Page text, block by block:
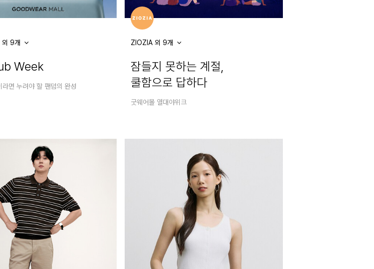
9개
Week
라면 누려야 할 팬덤의 완성
ZIOZIA 외 9개
잠들지 못하는 계절,
쿨함으로 답하다
굿웨어몰 열대야위크